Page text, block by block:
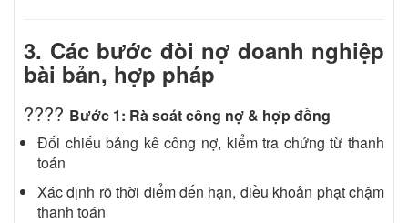
3. Các bước đòi nợ doanh nghiệp
bài bản, hợp pháp
???? Bước 1: Rà soát công nợ & hợp đồng
Đối chiếu bảng kê công nợ, kiểm tra chứng từ thanh
toán
Xác định rõ thời điểm đến hạn, điều khoản phạt chậm
thanh toán